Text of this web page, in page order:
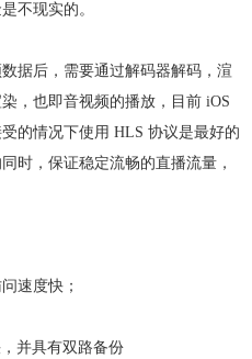
不现实的。
据后，需要通过解码器解码，渲
，也即音视频的播放，目前 iOS
的情况下使用 HLS 协议是最好的
时，保证稳定流畅的直播流量，
速度快；
并具有双路备份